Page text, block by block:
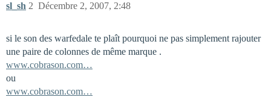
sl_sh Décembre 2, 2007, 2:48
2
si le son des warfedale te plaît pourquoi ne pas simplement rajouter
une paire de colonnes de même marque .
www.cobrason.com…
ou
www.cobrason.com…